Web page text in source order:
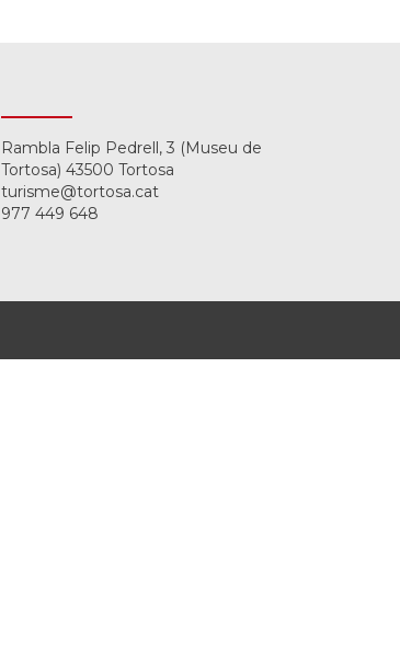
Rambla Felip Pedrell, 3 (Museu de
Tortosa) 43500 Tortosa
turisme@tortosa.cat
977 449 648